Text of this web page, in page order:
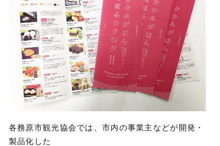
各務原市観光協会では、市内の事業主などが開発・
製品化した